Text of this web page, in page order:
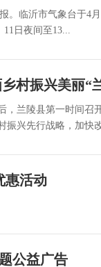
。临沂市气象台于4
日夜间至13...
乡村振兴美丽
，兰陵县第一时间
振兴先行战略，加快
惠活动
公益广告